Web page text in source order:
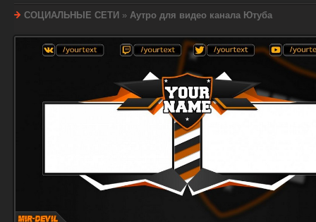
СОЦИАЛЬНЫЕ СЕТИ » Аутро для видео канала Ютуба